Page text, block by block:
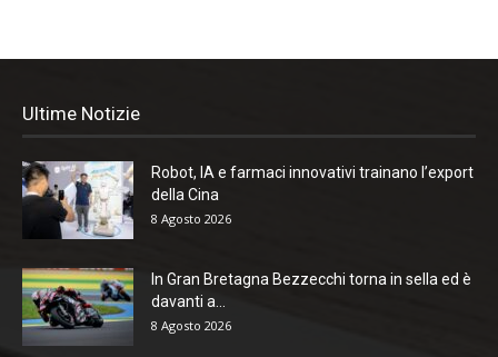
Ultime Notizie
Robot, IA e farmaci innovativi trainano l’export
della Cina
8 Agosto 2026
In Gran Bretagna Bezzecchi torna in sella ed è
davanti a...
8 Agosto 2026